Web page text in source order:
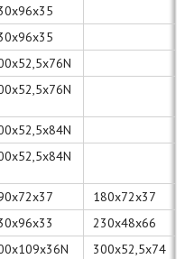
180x72x37
230x48x66
300x52,5x74